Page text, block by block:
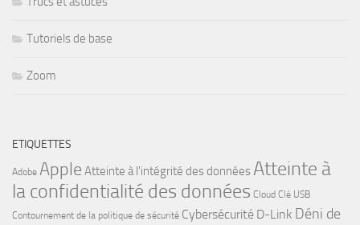
Tutoriels de base
Zoom
ETIQUETTES
Adobe Apple Atteinte à l'intégrité des donnéesAtteinte à
la confidentialité des données Cloud Clé USB
Contournement de la politique de sécurité Cybersécurité D-Link Déni de